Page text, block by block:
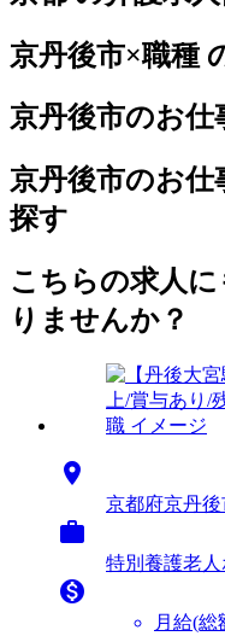
京丹後市×職種
京丹後市のお
京丹後市のお
探す
こちらの求人
りませんか？

京都府京丹

特別養護老

月給(総